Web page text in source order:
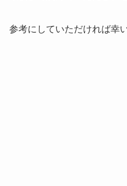
参考にしていただければ幸